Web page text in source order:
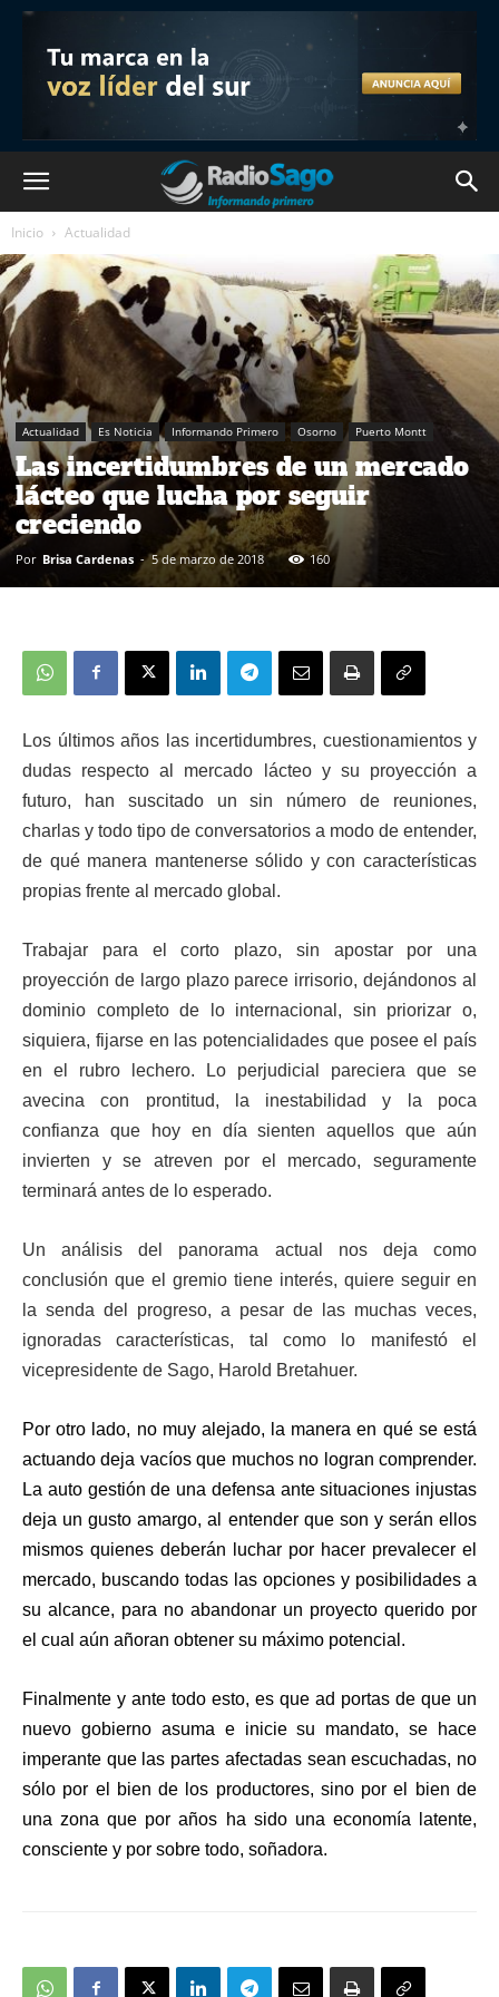
Inicio Actualidad
Actualidad Es Noticia Informando Primero Osorno Puerto Montt
Las incertidumbres de un mercado
lácteo que lucha por seguir
creciendo
Por Brisa Cardenas - 5 de marzo de 2018 160
Los últimos años las incertidumbres, cuestionamientos y
dudas respecto al mercado lácteo y su proyección a
futuro, han suscitado un sin número de reuniones,
charlas y todo tipo de conversatorios a modo de entender,
de qué manera mantenerse sólido y con características
propias frente al mercado global.
Trabajar para el corto plazo, sin apostar por una
proyección de largo plazo parece irrisorio, dejándonos al
dominio completo de lo internacional, sin priorizar o,
siquiera, fijarse en las potencialidades que posee el país
en el rubro lechero. Lo perjudicial pareciera que se
avecina con prontitud, la inestabilidad y la poca
confianza que hoy en día sienten aquellos que aún
invierten y se atreven por el mercado, seguramente
terminará antes de lo esperado.
Un análisis del panorama actual nos deja como
conclusión que el gremio tiene interés, quiere seguir en
la senda del progreso, a pesar de las muchas veces,
ignoradas características, tal como lo manifestó el
vicepresidente de Sago, Harold Bretahuer.
Por otro lado, no muy alejado, la manera en qué se está
actuando deja vacíos que muchos no logran comprender.
La auto gestión de una defensa ante situaciones injustas
deja un gusto amargo, al entender que son y serán ellos
mismos quienes deberán luchar por hacer prevalecer el
mercado, buscando todas las opciones y posibilidades a
su alcance, para no abandonar un proyecto querido por
el cual aún añoran obtener su máximo potencial.
Finalmente y ante todo esto, es que ad portas de que un
nuevo gobierno asuma e inicie su mandato, se hace
imperante que las partes afectadas sean escuchadas, no
sólo por el bien de los productores, sino por el bien de
una zona que por años ha sido una economía latente,
consciente y por sobre todo, soñadora.